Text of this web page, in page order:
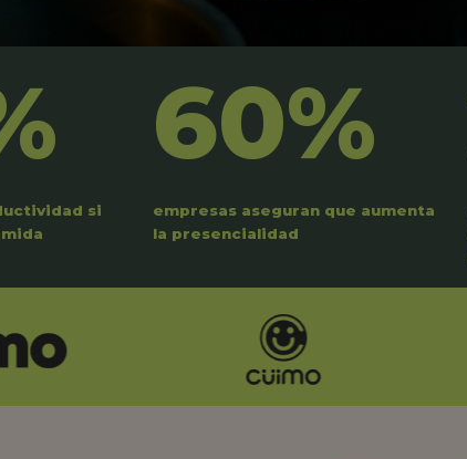
si
60%
empresas aseguran que aumenta
la presencialidad